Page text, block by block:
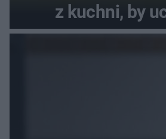
z kuchni, by